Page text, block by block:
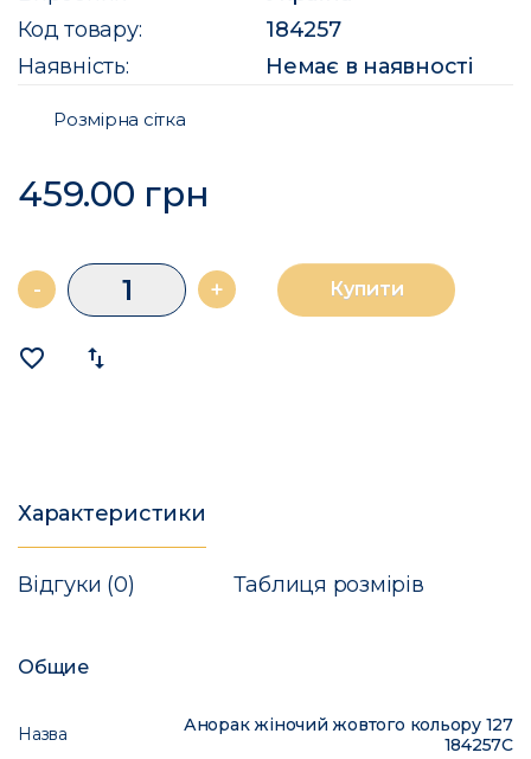
Код товару:
184257
Наявність:
Немає в наявності
Розмірна сітка
459.00 грн
- + Купити
favorite_border import_export
Характеристики
Відгуки (0) Таблиця розмірів
Общие
Назва
Анорак жіночий жовтого кольору 127
184257C